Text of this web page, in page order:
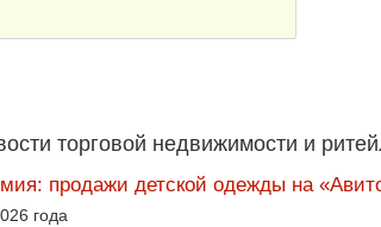
торговой недвижимости и
продажи детской одежды на
года